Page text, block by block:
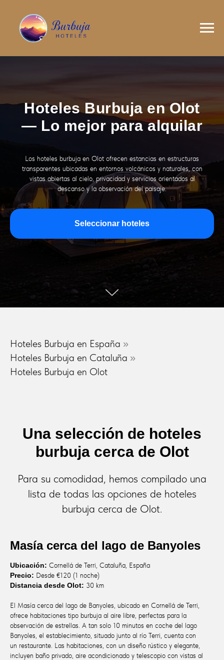
Hoteles Burbuja en Olot
— Lo mejor para alquilar
Los hoteles burbuja en Olot ofrecen estancias en estructuras
transparentes ubicadas en entornos volcánicos y naturales, con
vistas abiertas al cielo, privacidad y servicios orientados al
descanso y la observación del paisaje.
Seleccionar hoteles
Hoteles Burbuja en España »
Hoteles Burbuja en Cataluña »
Hoteles Burbuja en Olot
Una selección de hoteles
burbuja cerca de Olot
Para su comodidad, hemos compilado una
lista de todas las opciones de hoteles
burbuja cerca de Olot.
Masía cerca del lago de Banyoles
Ubicación: Cornellá de Terri, Cataluña, España
Precio: Desde €120 (1 noche)
Distancia desde Olot: 30 km
El Masía cerca del lago de Banyoles, ubicado en Cornellá de Terri,
ofrece habitaciones tipo burbuja al aire libre, perfectas para la
observación de estrellas. A tan solo 10 minutos en coche del lago
Banyoles, el establecimiento, situado junto al río Terri, cuenta con
un restaurante. Las habitaciones, con un diseño rústico y elegante,
incluyen baño privado, aire acondicionado y telescopio con vistas al